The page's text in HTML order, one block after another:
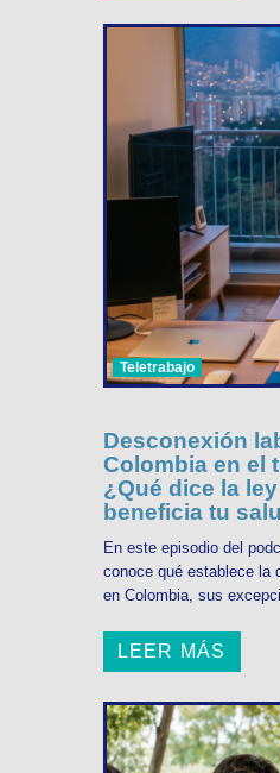
Teletrabajo
Desconexión
Colombia en el
¿Qué dice la
beneficia tu
En este episodio del
conoce qué establece la
en Colombia, sus
LEER MÁS